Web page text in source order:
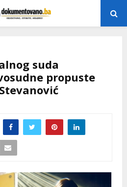
suda
propuste